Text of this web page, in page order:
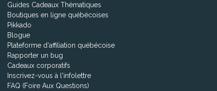
Guides Cadeaux Thématiques
Boutiques en ligne québécoises
Pikkado
Blogue
Plateforme d'affiliation québécoise
Rapporter un bug
Cadeaux corporatifs
Inscrivez-vous à l'infolettre
FAQ (Foire Aux Questions)